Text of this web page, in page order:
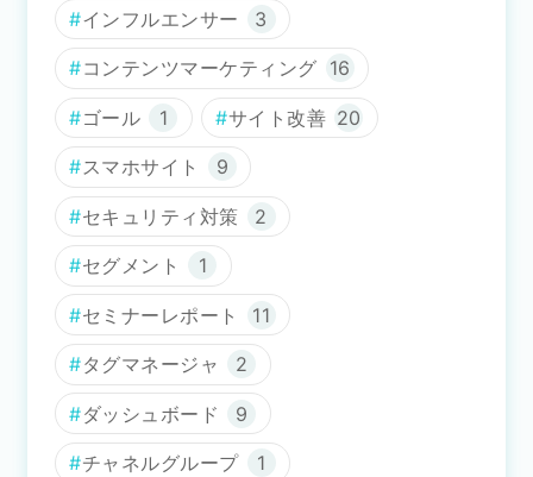
インフルエンサー 3
コンテンツマーケティング 16
ゴール 1 サイト改善 20
スマホサイト 9
セキュリティ対策 2
セグメント 1
セミナーレポート 11
タグマネージャ 2
ダッシュボード 9
チャネルグループ 1